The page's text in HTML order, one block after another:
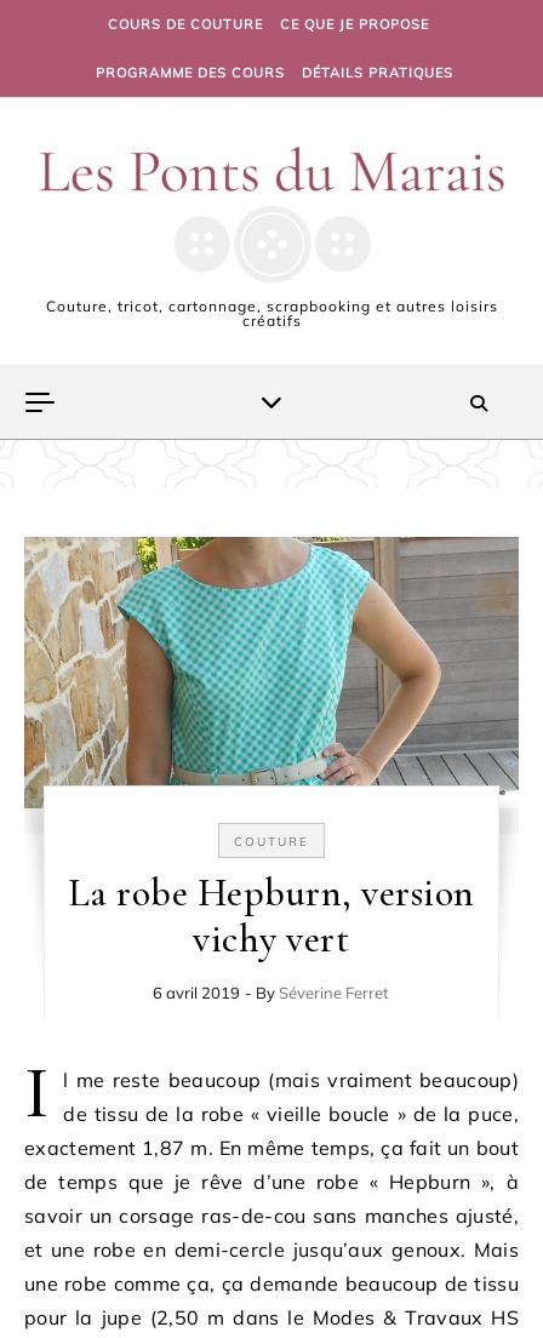
Skip to contentCOURS DE COUTURE CE QUE JE PROPOSE
PROGRAMME DES COURS DÉTAILS PRATIQUES
Couture, tricot, cartonnage, scrapbooking et autres loisirs
créatifs
COUTURE
La robe Hepburn, version
vichy vert
6 avril 2019 - By Séverine Ferret
I
l me reste beaucoup (mais vraiment beaucoup)
de tissu de la robe « vieille boucle » de la puce,
exactement 1,87 m. En même temps, ça fait un bout
de temps que je rêve d’une robe « Hepburn », à
savoir un corsage ras-de-cou sans manches ajusté,
et une robe en demi-cercle jusqu’aux genoux. Mais
une robe comme ça, ça demande beaucoup de tissu
pour la jupe (2,50 m dans le Modes & Travaux HS